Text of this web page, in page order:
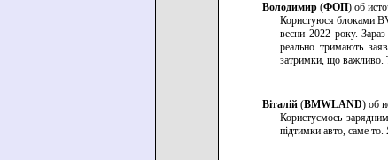
Володимир (ФОП) об
Користуюся блоками
весни 2022 року.
реально тримають
затримки, що важливо.
Віталій (BMWLAND) об
Користуємось
підтимки авто, саме